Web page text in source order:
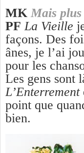
MK Mais
PF La Vieille
façons. Des
ânes, je l’ai
pour les
Les gens sont
L’Enterrement
point que
bien.